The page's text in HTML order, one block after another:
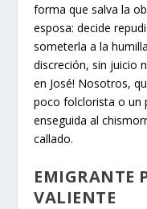
forma que salva la
esposa: decide
someterla a la
discreción, sin juicio
en José! Nosotros,
poco folclorista o un
enseguida al
callado.
EMIGRANTE
VALIENTE